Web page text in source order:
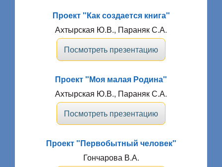
Проект "Как создается книга"
Ахтырская Ю.В., Параняк С.А.
Посмотреть презентацию
Проект "Моя малая Родина"
Ахтырская Ю.В., Параняк С.А.
Посмотреть презентацию
Проект "Первобытный человек"
Гончарова В.А.